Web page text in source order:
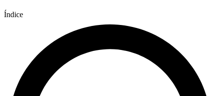
Índice